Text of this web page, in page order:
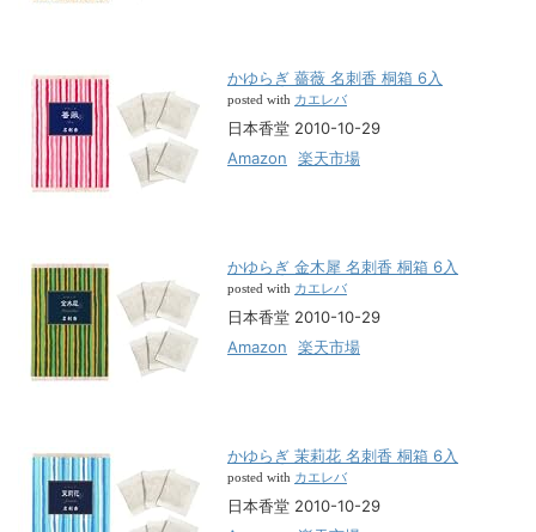
かゆらぎ 薔薇 名刺香 桐箱 6入
posted with カエレバ
日本香堂 2010-10-29
Amazon
楽天市場
かゆらぎ 金木犀 名刺香 桐箱 6入
posted with カエレバ
日本香堂 2010-10-29
Amazon
楽天市場
かゆらぎ 茉莉花 名刺香 桐箱 6入
posted with カエレバ
日本香堂 2010-10-29